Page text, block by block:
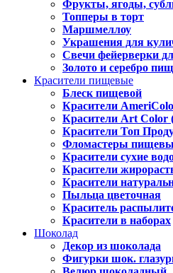
Фрукты, ягоды,
Топперы в торт
Маршмеллоу
Украшения для
Свечи фейерверки
Золото и серебро
Красители пищевые
Блеск пищевой
Красители
Красители Art Color
Красители Топ
Фломастеры
Красители сухие
Красители
Красители
Пыльца цветочная
Краситель
Красители в наборах
Шоколад
Декор из шоколада
Фигурки шок.